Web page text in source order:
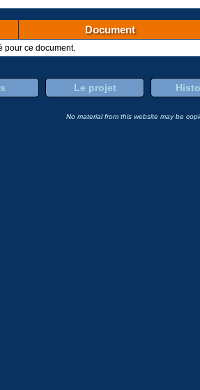
Document
pour ce document.
Le projet
No material from this website may be